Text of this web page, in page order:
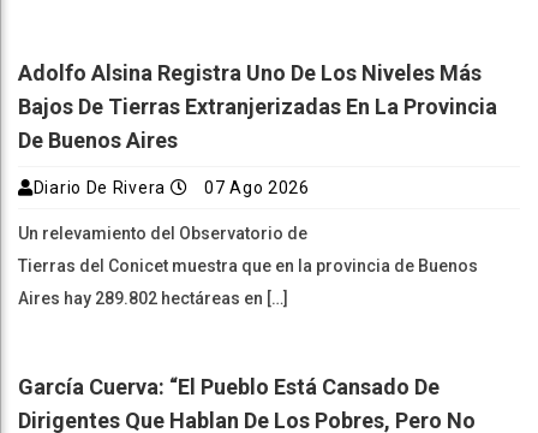
Adolfo Alsina Registra Uno De Los Niveles Más
Bajos De Tierras Extranjerizadas En La Provincia
De Buenos Aires
Diario De Rivera 07 Ago 2026
Un relevamiento del Observatorio de
Tierras del Conicet muestra que en la provincia de Buenos
Aires hay 289.802 hectáreas en […]
García Cuerva: “El Pueblo Está Cansado De
Dirigentes Que Hablan De Los Pobres, Pero No